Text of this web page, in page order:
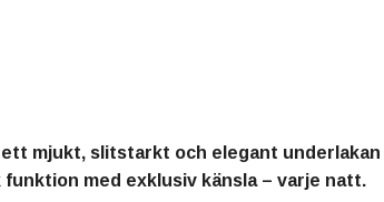
ett mjukt, slitstarkt och elegant underlakan
funktion med exklusiv känsla– varje natt.